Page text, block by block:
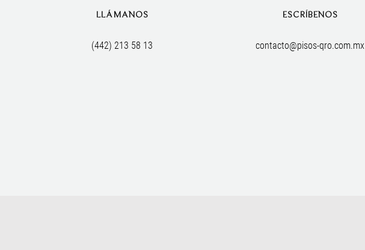
LLÁMANOS
(442) 213 58 13
ESCRÍBENOS
contacto@pisos-qro.com.mx